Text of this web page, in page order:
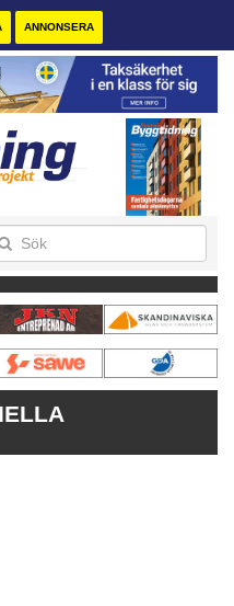
ANNONSERA